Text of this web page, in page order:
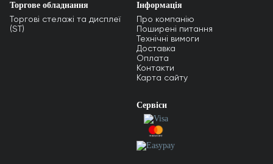
Торгове обладнання
Торгові стелажі та дисплеї
(ST)
Інформація
Про компанію
Поширені питання
Технічні вимоги
Доставка
Оплата
Контакти
Карта сайту
Сервіси